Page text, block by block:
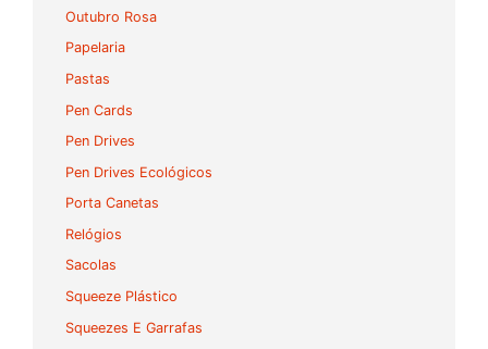
Outubro Rosa
Papelaria
Pastas
Pen Cards
Pen Drives
Pen Drives Ecológicos
Porta Canetas
Relógios
Sacolas
Squeeze Plástico
Squeezes E Garrafas